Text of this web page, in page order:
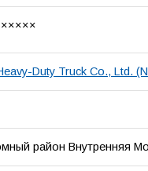
Duty Truck Co., Ltd.
район Внутренняя